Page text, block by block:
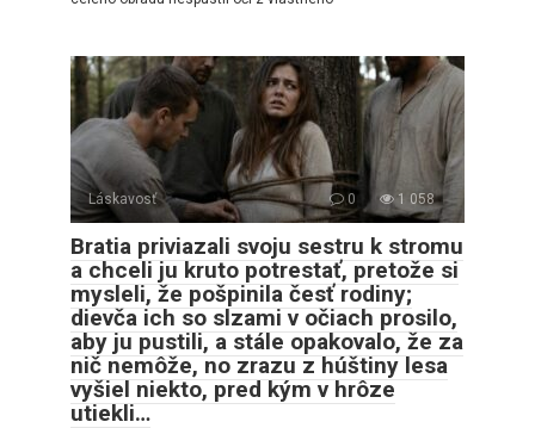
Láskavosť 0 1 058
Bratia priviazali svoju sestru k stromu
a chceli ju kruto potrestať, pretože si
mysleli, že pošpinila česť rodiny;
dievča ich so slzami v očiach prosilo,
aby ju pustili, a stále opakovalo, že za
nič nemôže, no zrazu z húštiny lesa
vyšiel niekto, pred kým v hrôze
utiekli…